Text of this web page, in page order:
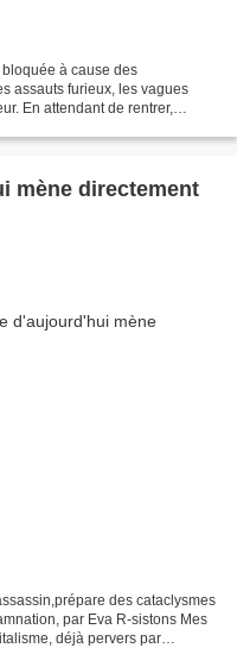
à cause des
assauts furieux, les vagues
En attendant de rentrer,
mène directement
des cataclysmes
par Eva R-sistons Mes
déjà pervers par